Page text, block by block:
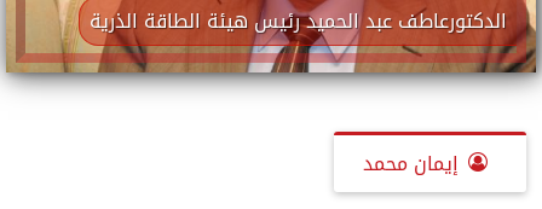
الدكتورعاطف عبد الحميد رئيس هيئة الطاقة الذرية
إيمان محمد